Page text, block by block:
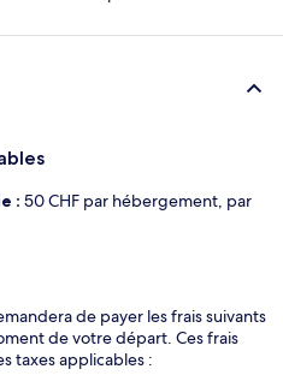
: 50 CHF par hébergement, par
de payer les frais suivants
de votre départ. Ces frais
taxes applicables :